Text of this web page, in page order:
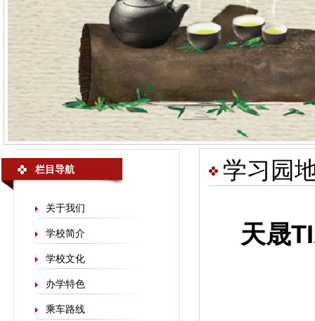
栏目导航
关于我们
学校简介
学校文化
办学特色
乘车路线
学习园
天晟